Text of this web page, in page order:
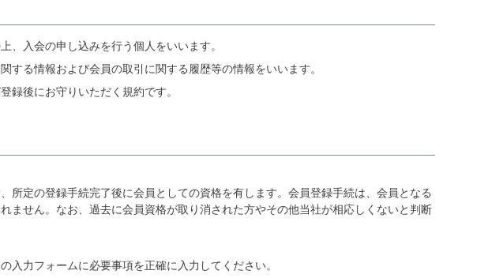
、入会の申し込みを行う個人をいいます。
する情報および会員の取引に関する履歴等の情報をいいます。
録後にお守りいただく規約です。
所定の登録手続完了後に会員としての資格を有します。会員登録手続は、会員となる
ません。なお、過去に会員資格が取り消された方やその他当社が相応しくないと判断
入力フォームに必要事項を正確に入力してください。